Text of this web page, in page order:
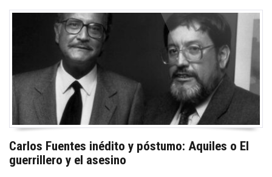
Carlos Fuentes inédito y póstumo: Aquiles o El
guerrillero y el asesino